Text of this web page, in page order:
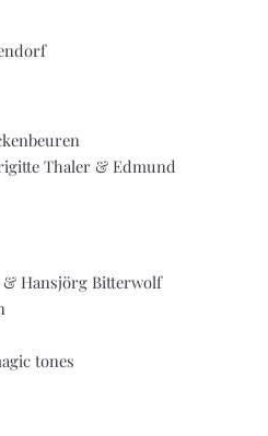
Thaler & Edmund
& Hansjörg Bitterwolf
tones